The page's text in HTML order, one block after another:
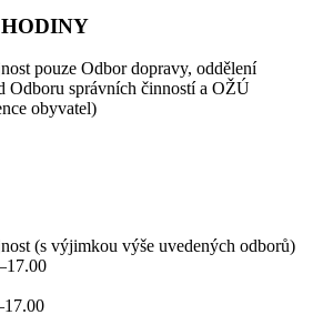
pouze Odbor dopravy, oddělení
Odboru správních činností a OŽÚ
obyvatel)
(s výjimkou výše uvedených odborů)